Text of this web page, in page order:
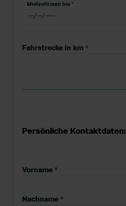
Mietzeitraum bis *
Fahrstrecke in km *
Persönliche Kontaktdaten:
Vorname *
Nachname *